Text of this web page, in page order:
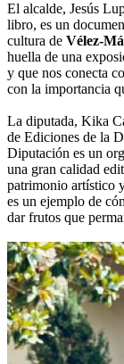
El alcalde, Jesús
libro, es un
cultura de Vélez-
huella de una
y que nos conecta
con la importancia
La diputada, Kika
de Ediciones de la
Diputación es un
una gran calidad
patrimonio artístico
es un ejemplo de
dar frutos que